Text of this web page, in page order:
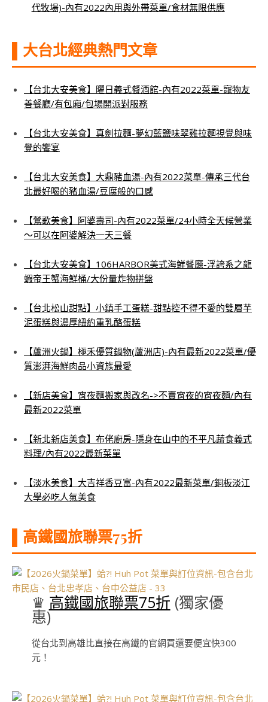
代牧場)-內有2022內用與外帶菜單/食材無限供應
▌大台北經典熱門文章
【台北大安美食】曜日義式餐酒館-內有2022菜單-寵物友
善餐廳/有包廂/包場開派對服務
【台北大安美食】真劍拉麵-夢幻藍鹽味翠雞拉麵視覺與味
覺的饗宴
【台北大安美食】大鼎豬血湯-內有2022菜單-傳承三代台
北最好喝的豬血湯/豆腐般的口感
【鶯歌美食】阿婆壽司-內有2022菜單/24小時全天候營業
～可以在阿婆解決一天三餐
【台北大安美食】106HARBOR美式海鮮餐廳-浮誇系之龍
蝦帝王蟹海鮮桶/大份量炸物拼盤
【台北松山甜點】小鎮手工蛋糕-甜點控不得不愛的雙層芋
泥蛋糕與濃厚紐約重乳酪蛋糕
【蘆洲火鍋】極禾優質鍋物(蘆洲店)-內有最新2022菜單/優
質澎湃海鮮肉品小資族最愛
【新店美食】宵夜麵搬家與改名->不賣宵夜的宵夜麵/內有
最新2022菜單
【新北新店美食】布佬廚房-隱身在山中的不平凡蔬食義式
料理/內有2022最新菜單
【淡水美食】大吉祥香豆富-內有2022最新菜單/銅板淡江
大學必吃人氣美食
▌高鐵國旅聯票75折
♛ 高鐵國旅聯票75折 (獨家優
惠)
從台北到高雄比直接在高鐵的官網買還要便宜快300
元！